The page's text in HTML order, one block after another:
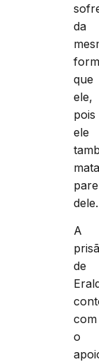
da
que
ele,
pois
ele
dele.
A
de
com
o